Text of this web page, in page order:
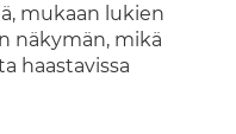
mukaan lukien
näkymän, mikä
haastavissa